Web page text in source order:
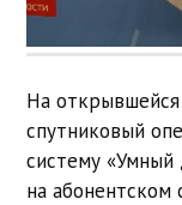
На
спутниковый
систему «Умный
на абонентском